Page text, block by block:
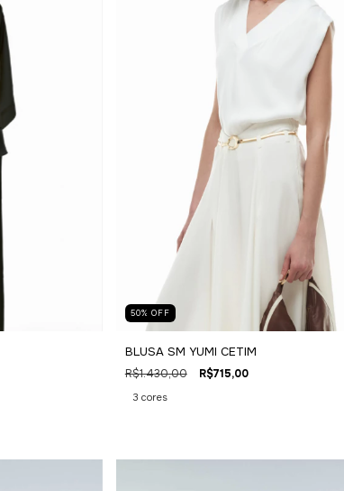
50% OFF
BLUSA SM YUMI CETIM
R$1.430,00 R$715,00
3 cores